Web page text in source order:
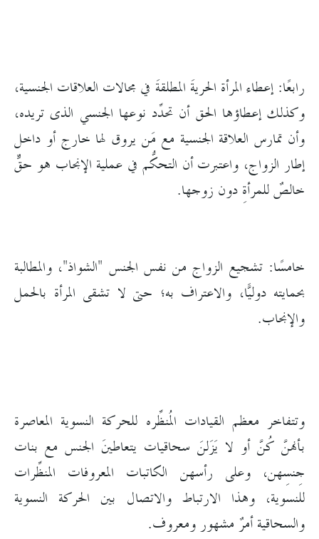
رابعًا: إعطاء المرأة الحريةَ المطلقةَ في مجالات العلاقات الجنسية،
وكذلك إعطاؤها الحق أن تحدِّد نوعها الجنسي الذى تريده،
وأن تمارس العلاقة الجنسية مع مَن يروق لها خارج أو داخل
إطار الزواج، واعتبرت أن التحكُّم في عملية الإنجاب هو حقٌّ
خالصٌ للمرأةِ دون زوجها.
خامسًا: تشجيع الزواج من نفس الجنس "الشواذ"، والمطالبة
بحمايته دوليًّا، والاعتراف به؛ حتى لا تشقى المرأة بالحمل
والإنجاب.
وتتفاخر معظم القيادات المُنظِّره للحركة النسوية المعاصرة
بأنهنَّ كُنَّ أو لا يَزَلنَ سحاقيات يتعاطينَ الجنس مع بنات
جِنسِهن، وعلى رأسهن الكاتبات المعروفات المنظِّرات
للنسوية، وهذا الارتباط والاتصال بين الحركة النسوية
والسحاقية أمرٌ مشهور ومعروف.